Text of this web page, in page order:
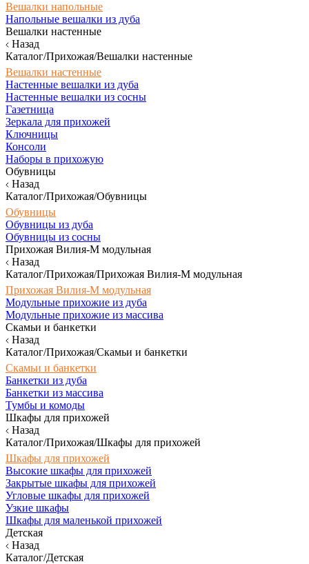
Вешалки напольные
Напольные вешалки из дуба
Вешалки настенные
Назад
Каталог/Прихожая/Вешалки настенные
Вешалки настенные
Настенные вешалки из дуба
Настенные вешалки из сосны
Газетница
Зеркала для прихожей
Ключницы
Консоли
Наборы в прихожую
Обувницы
Назад
Каталог/Прихожая/Обувницы
Обувницы
Обувницы из дуба
Обувницы из сосны
Прихожая Вилия-М модульная
Назад
Каталог/Прихожая/Прихожая Вилия-М модульная
Прихожая Вилия-М модульная
Модульные прихожие из дуба
Модульные прихожие из массива
Скамьи и банкетки
Назад
Каталог/Прихожая/Скамьи и банкетки
Скамьи и банкетки
Банкетки из дуба
Банкетки из массива
Тумбы и комоды
Шкафы для прихожей
Назад
Каталог/Прихожая/Шкафы для прихожей
Шкафы для прихожей
Высокие шкафы для прихожей
Закрытые шкафы для прихожей
Угловые шкафы для прихожей
Узкие шкафы
Шкафы для маленькой прихожей
Детская
Назад
Каталог/Детская